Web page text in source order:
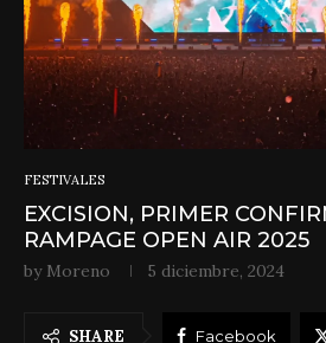
FESTIVALES
EXCISION, PRIMER
RAMPAGE OPEN AIR 2025
by Moreno 5 diciembre, 2024
SHARE Facebook